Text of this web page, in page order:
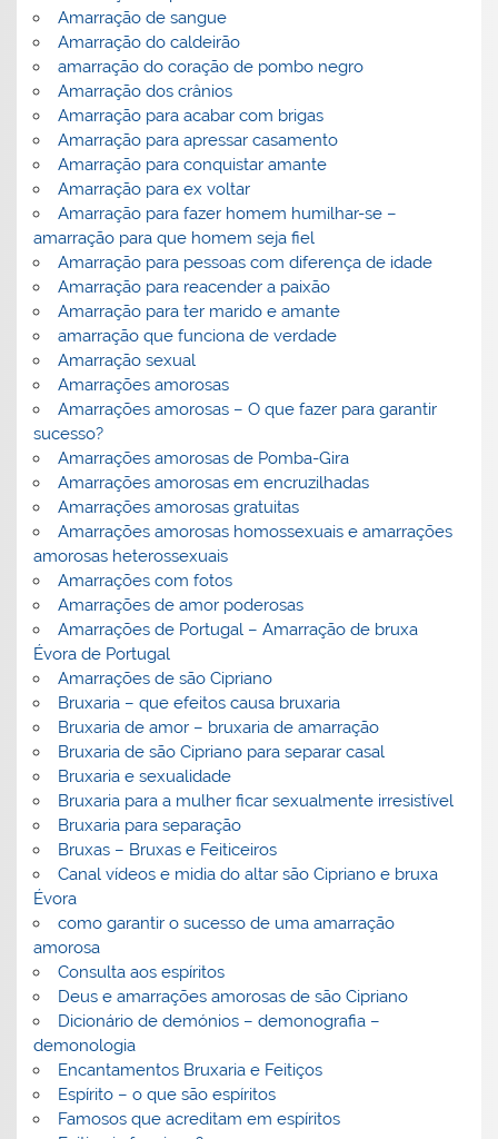
Amarração de sangue
Amarração do caldeirão
amarração do coração de pombo negro
Amarração dos crânios
Amarração para acabar com brigas
Amarração para apressar casamento
Amarração para conquistar amante
Amarração para ex voltar
Amarração para fazer homem humilhar-se –
amarração para que homem seja fiel
Amarração para pessoas com diferença de idade
Amarração para reacender a paixão
Amarração para ter marido e amante
amarração que funciona de verdade
Amarração sexual
Amarrações amorosas
Amarrações amorosas – O que fazer para garantir
sucesso?
Amarrações amorosas de Pomba-Gira
Amarrações amorosas em encruzilhadas
Amarrações amorosas gratuitas
Amarrações amorosas homossexuais e amarrações
amorosas heterossexuais
Amarrações com fotos
Amarrações de amor poderosas
Amarrações de Portugal – Amarração de bruxa
Évora de Portugal
Amarrações de são Cipriano
Bruxaria – que efeitos causa bruxaria
Bruxaria de amor – bruxaria de amarração
Bruxaria de são Cipriano para separar casal
Bruxaria e sexualidade
Bruxaria para a mulher ficar sexualmente irresistível
Bruxaria para separação
Bruxas – Bruxas e Feiticeiros
Canal vídeos e midia do altar são Cipriano e bruxa
Évora
como garantir o sucesso de uma amarração
amorosa
Consulta aos espíritos
Deus e amarrações amorosas de são Cipriano
Dicionário de demónios – demonografia –
demonologia
Encantamentos Bruxaria e Feitiços
Espírito – o que são espíritos
Famosos que acreditam em espíritos